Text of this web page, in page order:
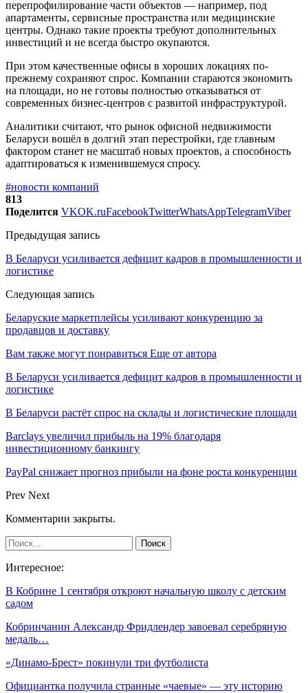
перепрофилирование части объектов — например, под
апартаменты, сервисные пространства или медицинские
центры. Однако такие проекты требуют дополнительных
инвестиций и не всегда быстро окупаются.
При этом качественные офисы в хороших локациях по-
прежнему сохраняют спрос. Компании стараются экономить
на площади, но не готовы полностью отказываться от
современных бизнес-центров с развитой инфраструктурой.
Аналитики считают, что рынок офисной недвижимости
Беларуси вошёл в долгий этап перестройки, где главным
фактором станет не масштаб новых проектов, а способность
адаптироваться к изменившемуся спросу.
#новости компаний
813
Поделится VKOK.ruFacebookTwitterWhatsAppTelegramViber
Предыдущая запись
В Беларуси усиливается дефицит кадров в промышленности и
логистике
Следующая запись
Беларуские маркетплейсы усиливают конкуренцию за
продавцов и доставку
Вам также могут понравиться Еще от автора
В Беларуси усиливается дефицит кадров в промышленности и
логистике
В Беларуси растёт спрос на склады и логистические площади
Barclays увеличил прибыль на 19% благодаря
инвестиционному банкингу
PayPal снижает прогноз прибыли на фоне роста конкуренции
Prev Next
Комментарии закрыты.
Интересное:
В Кобрине 1 сентября откроют начальную школу с детским
садом
Кобринчанин Александр Фридлендер завоевал серебряную
медаль…
«Динамо-Брест» покинули три футболиста
Официантка получила странные «чаевые» — эту историю